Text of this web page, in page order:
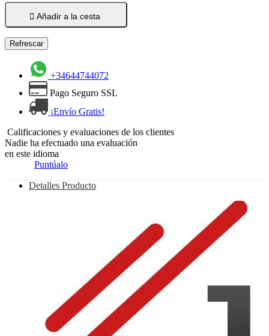
 Añadir a la cesta
+34644744072
Pago Seguro SSL
¡Envío Gratis!
Calificaciones y evaluaciones de los clientes
Nadie ha efectuado una evaluación
en este idioma
Puntúalo
Detalles Producto